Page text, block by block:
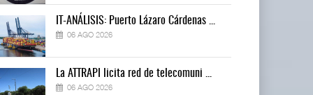
IT-ANÁLISIS: Puerto Lázaro Cárdenas ...
06 AGO 2026
La ATTRAPI licita red de telecomuni ...
06 AGO 2026